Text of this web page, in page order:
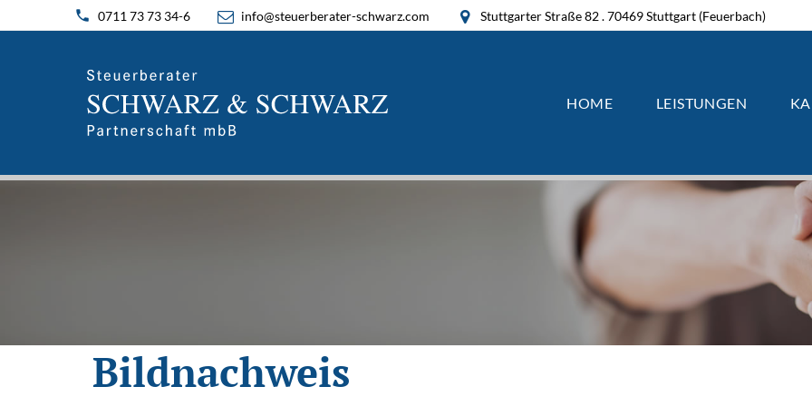
0711 73 73 34-6 info@steuerberater-schwarz.com Stuttgarter Straße 82 . 70469 Stuttgart (Feuerbach)
HOME LEISTUNGEN
Bildnachweis